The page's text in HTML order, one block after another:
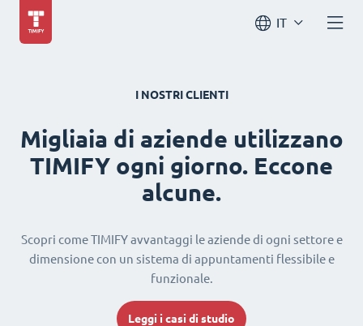
IT
I NOSTRI CLIENTI
Migliaia di aziende utilizzano
TIMIFY ogni giorno. Eccone
alcune.
Scopri come TIMIFY avvantaggi le aziende di ogni settore e
dimensione con un sistema di appuntamenti flessibile e
funzionale.
Leggi i casi di studio